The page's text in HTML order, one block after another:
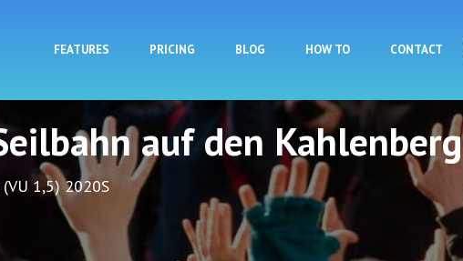
FEATURES PRICING BLOG HOW TO CONTACT
auf den Kahlenberg
1,5) 2020S